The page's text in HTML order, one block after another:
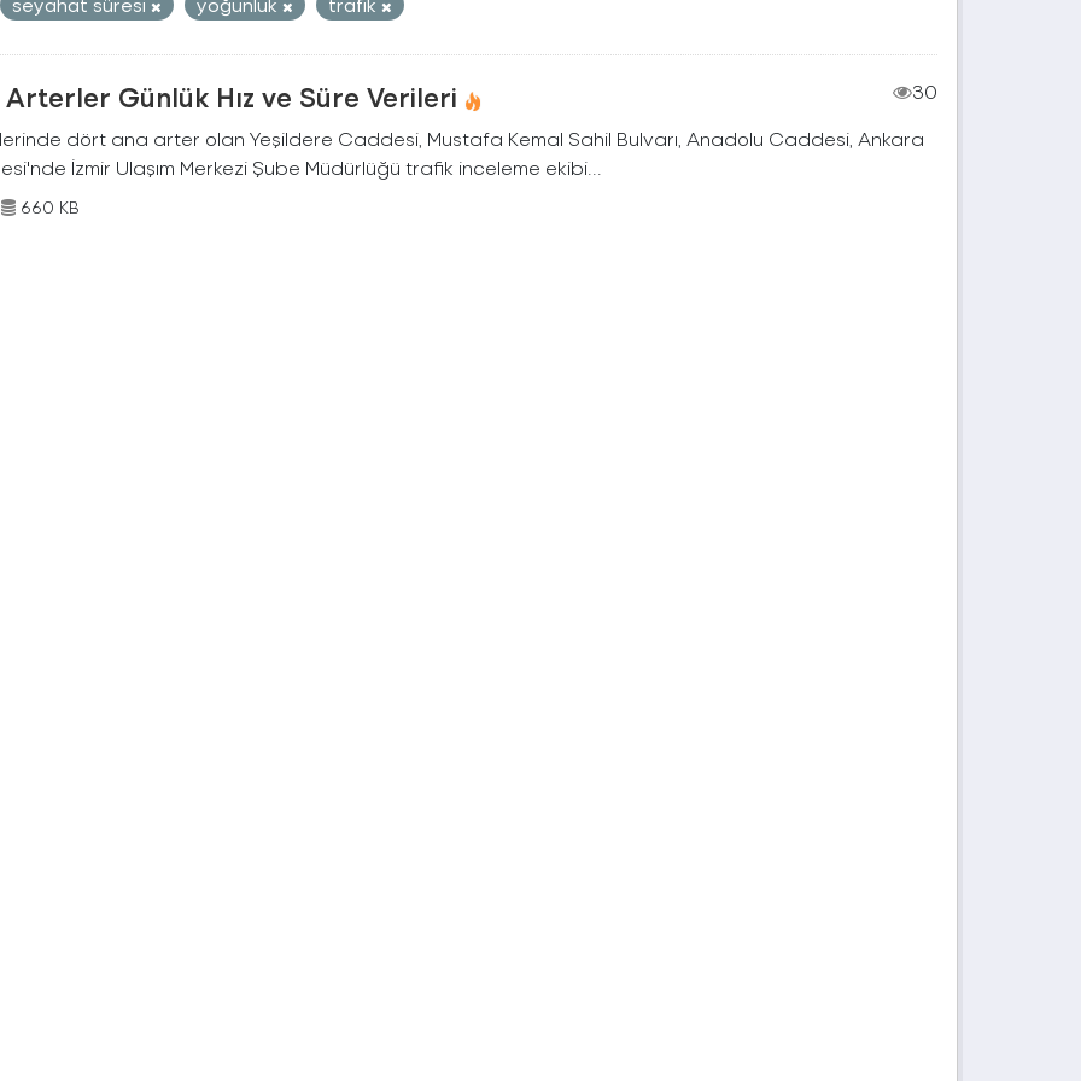
Günlük Hız ve Süre Verileri
30
dört ana arter olan Yeşildere Caddesi, Mustafa Kemal Sahil Bulvarı, Anadolu Caddesi, Ankara
İzmir Ulaşım Merkezi Şube Müdürlüğü trafik inceleme ekibi...
660 KB